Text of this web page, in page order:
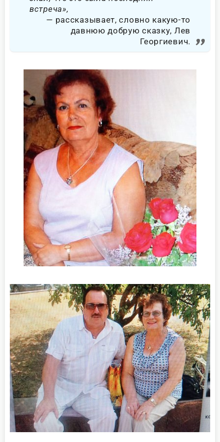
встреча»,
рассказывает, словно какую-то
давнюю добрую сказку, Лев
Георгиевич.